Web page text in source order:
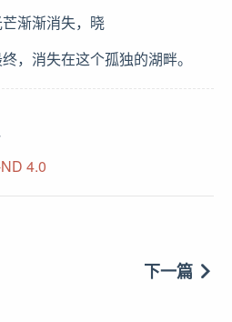
渐渐消失，晓
，消失在这个孤独的湖畔。
4.0
下一篇